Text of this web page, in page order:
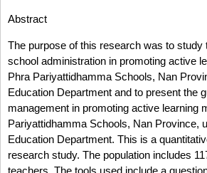
Abstract
The purpose of this research was to study
school administration in promoting active
Phra Pariyattidhamma Schools, Nan
Education Department and to present the
management in promoting active learning
Pariyattidhamma Schools, Nan Province,
Education Department. This is a
research study. The population includes